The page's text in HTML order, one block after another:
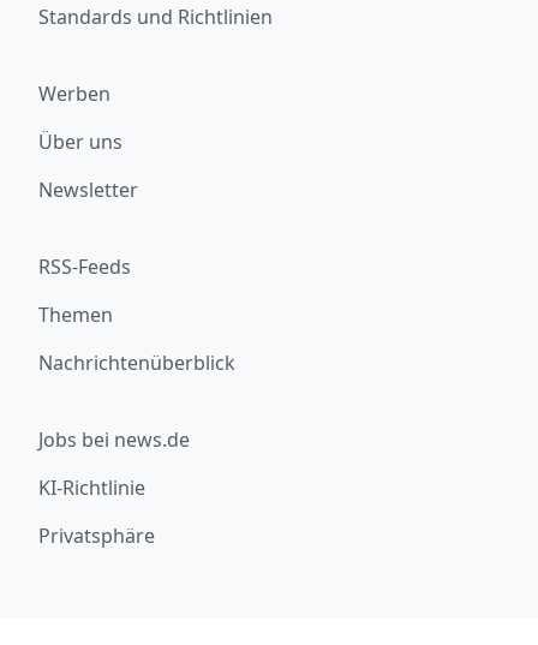
Standards und Richtlinien
Werben
Über uns
Newsletter
RSS-Feeds
Themen
Nachrichtenüberblick
Jobs bei news.de
KI-Richtlinie
Privatsphäre